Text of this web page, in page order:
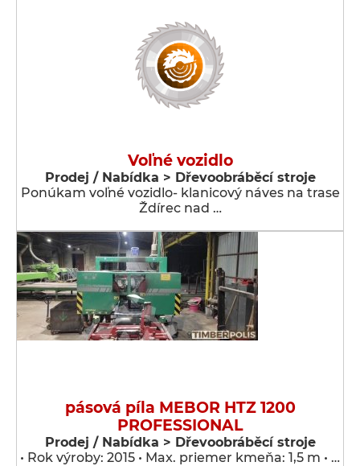
Voľné vozidlo
Prodej / Nabídka > Dřevoobráběcí stroje
Ponúkam voľné vozidlo- klanicový náves na trase
Ždírec nad …
pásová píla MEBOR HTZ 1200
PROFESSIONAL
Prodej / Nabídka > Dřevoobráběcí stroje
• Rok výroby: 2015 • Max. priemer kmeňa: 1,5 m • …